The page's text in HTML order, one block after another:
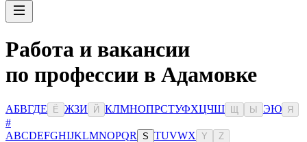
Работа и вакансии
по профессии в Адамовке
АБВГДЕ Ё ЖЗИ Й КЛМНОПРСТУФХЦЧШ Ы ЭЮ Я
#
ABCDEFGHIJKLMNOPQR S TUVWX Y Z